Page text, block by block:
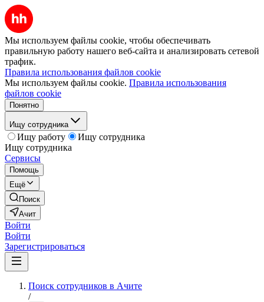
Мы используем файлы cookie, чтобы обеспечивать
правильную работу нашего веб-сайта и анализировать сетевой
трафик.
Правила использования файлов cookie
Мы используем файлы cookie. Правила использования
файлов cookie
Понятно
Ищу сотрудника
Ищу работу
Ищу сотрудника
Ищу сотрудника
Сервисы
Помощь
Ещё
Поиск
Ачит
Войти
Войти
Зарегистрироваться
Поиск сотрудников в Ачите
/